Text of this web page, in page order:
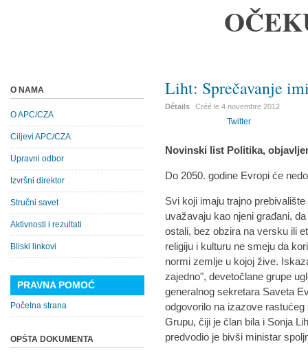
Liht: Sprečavanje
Détails Créé le4 novembre 2012
Twitter
Novinski list Politika,
Do 2050. godine Evropi će
Svi koji imaju trajno
uvažavaju kao njeni građani,
ostali, bez obzira na versku ili
religiju i kulturu ne smeju da
normi zemlje u kojoj žive.
zajedno", devetočlane grupe
generalnog sekretara Saveta
odgovorilo na izazove
Grupu, čiji je član bila i Sonja
predvodio je bivši ministar
O NAMA
O APC/CZA
Ciljevi APC/CZA
Upravni odbor
Izvršni direktor
Stručni savet
Aktivnosti i rezultati
Bliski linkovi
PRAVNA POMOĆ
Početna strana
OPŠTA DOKUMENTA